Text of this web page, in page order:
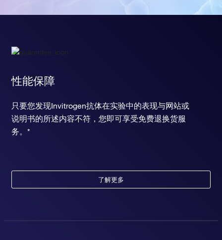
性能保障
只要您发现Invitrogen抗体在实验中的表现与网站或
说明书的所述内容不符，您即可享受免费退换货服
务。*
了解更多